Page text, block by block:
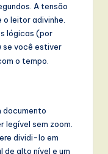
A tensão
leitor adivinhe.
lógicas (por
se você estiver
o tempo.
documento
legível sem zoom.
dividi-lo em
de alto nível e um